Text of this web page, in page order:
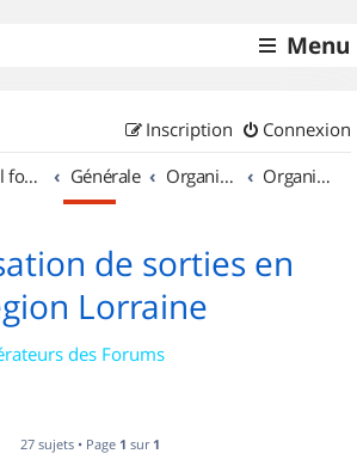
Menu
Connexion
Inscription
Accueil forum Générale Organisation de sorties & Recherche de partenaires Organisation de sorties en région Lorraine
de sorties en
Lorraine
des Forums
27 sujets • Page 1 sur 1